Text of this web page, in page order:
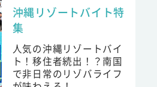
沖縄リゾートバイト特
集
人気の沖縄リゾートバイ
ト！移住者続出！？南国
で非日常のリゾバライフ